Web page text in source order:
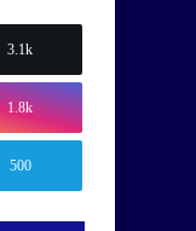
3.1k
1.8k
500